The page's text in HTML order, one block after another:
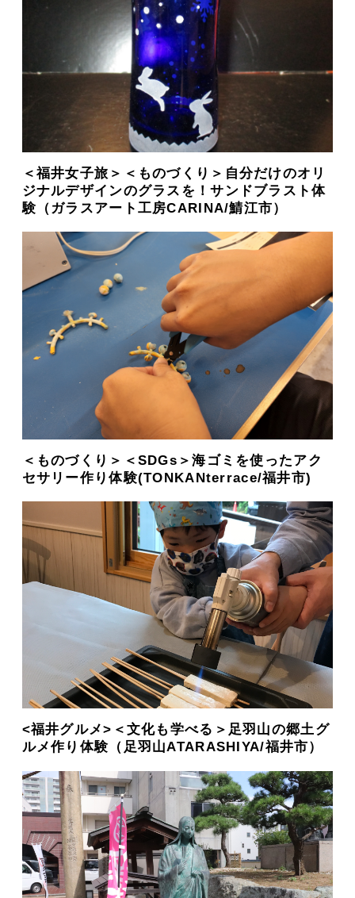
＜福井女子旅＞＜ものづくり＞自分だけのオリ
ジナルデザインのグラスを！サンドブラスト体
験（ガラスアート工房CARINA/鯖江市）
＜ものづくり＞＜SDGs＞海ゴミを使ったアク
セサリー作り体験(TONKANterrace/福井市)
<福井グルメ>＜文化も学べる＞足羽山の郷土グ
ルメ作り体験（足羽山ATARASHIYA/福井市）